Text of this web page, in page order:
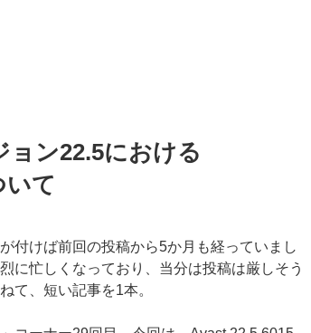
ョン22.5における
て
付けば前回の投稿から5か月も経っていまし
に忙しくなっており、当分は投稿は厳しそう
て、短い記事を1本。